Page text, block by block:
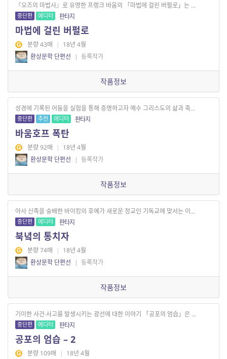
『오즈의 마법사』로 유명한 프랭크 바움의 「마법에 걸린 버펄로」는 ...
중단편 에디터 판타지
마법에 걸린 버펄로
분량 43매 | 18년 4월
환상문학 단편선
| 등록작가
작품정보
성경에 기록된 어둠을 실험을 통해 증명하고자 예수 그리스도의 삶과 죽...
중단편 추천 에디터 판타지
바움호프 폭탄
분량 92매 | 18년 4월
환상문학 단편선
| 등록작가
작품정보
아사 신족을 숭배한 바이킹의 후예가 새로운 정교인 기독교에 맞서는 이...
중단편 에디터 판타지
북녘의 통치자
분량 74매 | 18년 4월
환상문학 단편선
| 등록작가
작품정보
기이한 사건·사고를 발생시키는 광선에 대한 이야기 「공포의 엄습」은 ...
중단편 에디터 판타지
공포의 엄습 – 2
분량 109매 | 18년 4월